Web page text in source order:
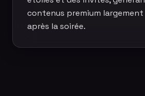
contenus premium
après la soirée.